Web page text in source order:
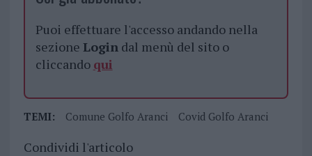
Puoi effettuare l'accesso andando nella
sezione Login dal menù del sito o
cliccando qui
TEMI: Comune Golfo Aranci Covid Golfo Aranci
Condividi l'articolo